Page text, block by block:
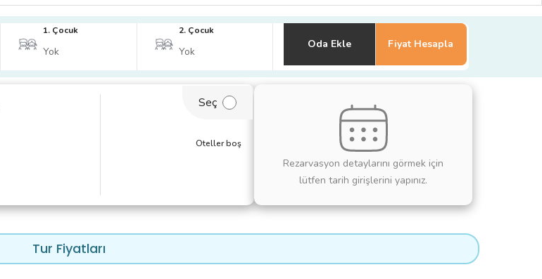
1. Çocuk 2. Çocuk
Oda Ekle Fiyat Hesapla
Seç
Oteller boş
Rezarvasyon detaylarını görmek için
lütfen tarih girişlerini yapınız.
Tur Fiyatları